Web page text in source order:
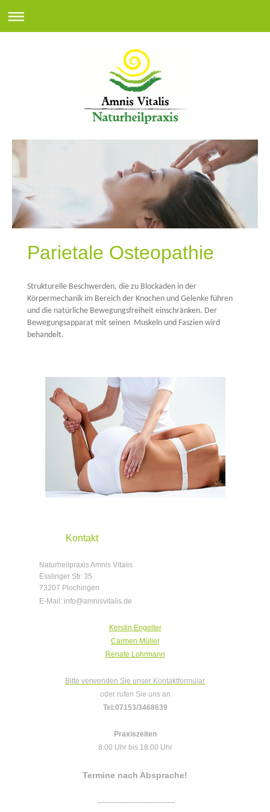
Parietale Osteopathie
Strukturelle Beschwerden, die zu Blockaden in der
Körpermechanik im Bereich der Knochen und Gelenke führen
und die natürliche Bewegungsfreiheit einschränken. Der
Bewegungsapparat mit seinen Muskeln und Faszien wird
behandelt.
Kontakt
Naturheilpraxis Amnis Vitalis
Esslinger Str. 35
73207 Plochingen
E-Mail: info@amnisvitalis.de
Kerstin Engelter
Carmen Müller
Renate Lohrmann
Bitte verwenden Sie unser Kontaktformular
oder rufen Sie uns an
Tel:07153/3468639
Praxiszeiten
8.00 Uhr bis 18.00 Uhr
Termine nach Absprache!
--------------------------------